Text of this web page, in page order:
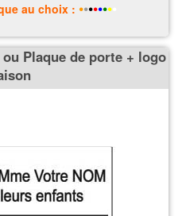
au choix : •••••••
Plaque de porte + logo